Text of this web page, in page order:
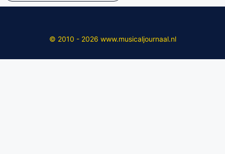
© 2010 - 2026 www.musicaljournaal.nl